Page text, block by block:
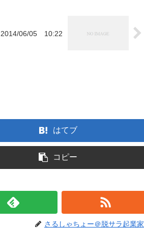
2014/06/05 10:22
はてブ
コピー
さるしゃちょー＠脱サラ起業家